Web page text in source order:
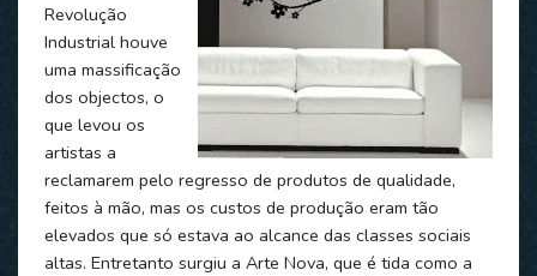
Revolução
Industrial houve
uma massificação
dos objectos, o
que levou os
artistas a
reclamarem pelo regresso de produtos de qualidade,
feitos à mão, mas os custos de produção eram tão
elevados que só estava ao alcance das classes sociais
altas. Entretanto surgiu a Arte Nova, que é tida como a